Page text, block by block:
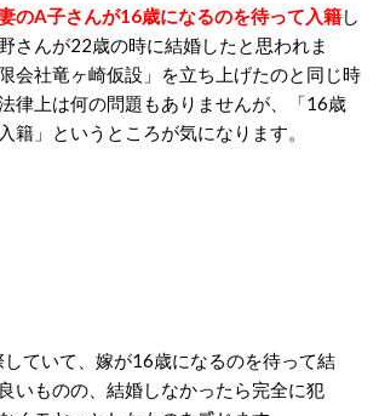
のA子さんが16歳になるのを待って入籍し
さんが22歳の時に結婚したと思われま
会社竜ヶ崎仮設」を立ち上げたのと同じ時
律上は何の問題もありませんが、「16歳
籍」というところが気になります。
ていて、嫁が16歳になるのを待って結
いものの、結婚しなかったら完全に犯